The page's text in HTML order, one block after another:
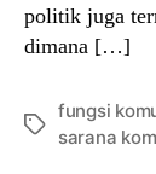
politik juga
dimana […]
Tags
fungsi
sarana